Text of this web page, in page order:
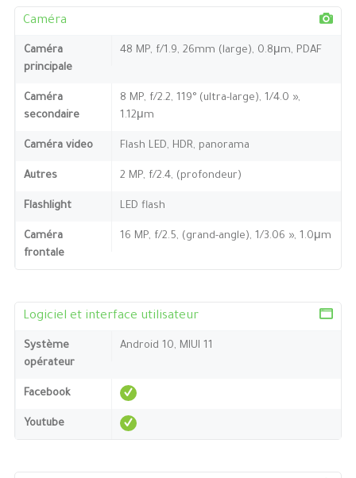
Caméra
Caméra
principale
48 MP, f/1.9, 26mm (large), 0.8μm, PDAF
Caméra
secondaire
8 MP, f/2.2, 119° (ultra-large), 1/4.0 »,
1.12μm
Caméra video Flash LED, HDR, panorama
Autres 2 MP, f/2.4, (profondeur)
Flashlight LED flash
Caméra
frontale
16 MP, f/2.5, (grand-angle), 1/3.06 », 1.0μm
Logiciel et interface utilisateur
Système
opérateur
Android 10, MIUI 11
Facebook
Youtube